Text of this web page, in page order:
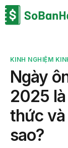
Sản phẩm
Bảng giá
Blog
Thông tin thuế
Về chúng tôi
KINH NGHIỆM
Ngày
2025
thức và
sao?